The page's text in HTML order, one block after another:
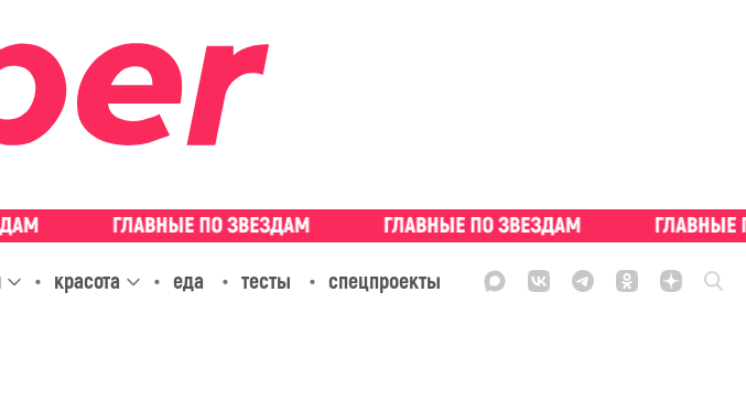
красота еда тесты спецпроекты